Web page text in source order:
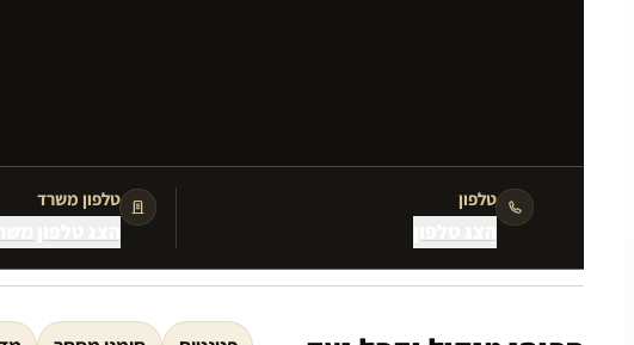
טלפון טלפון משרד